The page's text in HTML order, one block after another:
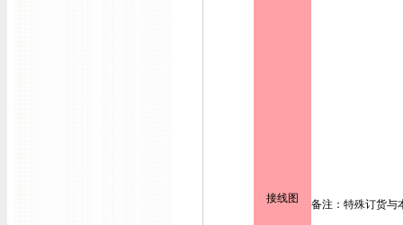
接线图 备注：特殊订货与